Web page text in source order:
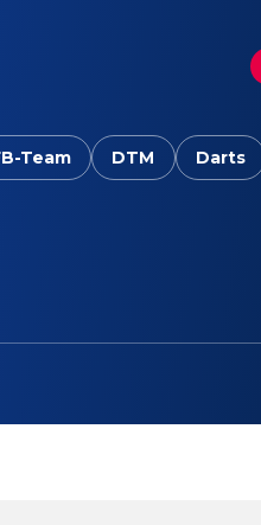
Team DTM Darts